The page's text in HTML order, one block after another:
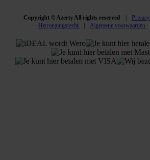
Copyright © Azerty All rights reserved Privacy
Herroepingsrecht
Algemene voorwaarden